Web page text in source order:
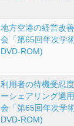
地方空港の経営改
会「第65回年次学
DVD-ROM)
利用者の待機受忍
ーシェアリング適
会「第65回年次学
DVD-ROM)